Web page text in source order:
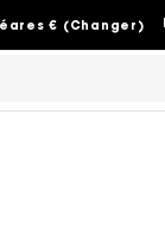
€ (Changer)